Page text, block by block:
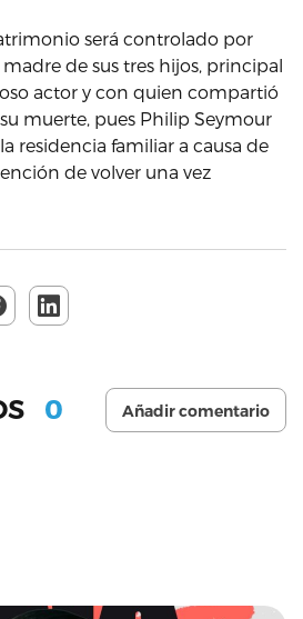
será controlado por
de sus tres hijos, principal
actor y con quien compartió
muerte, pues Philip Seymour
residencia familiar a causa de
de volver una vez
0 Añadir comentario